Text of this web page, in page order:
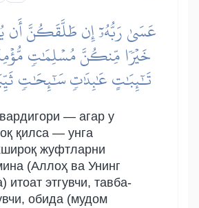
عَسَىٰ رَبُّهُۥٓ إِن طَلَّقَكُنَّ أَن
خَيۡرٗا مِّنكُنَّ مُسۡلِمَٰتٖ
تَٰٓئِبَٰتٍ عَٰبِدَٰتٖ سَٰٓئِحَٰتٖ
— агар у
қилса — унга
жуфтларни
(Аллоҳ ва Унинг
итоат этгувчи, тавба-
обида (мудом